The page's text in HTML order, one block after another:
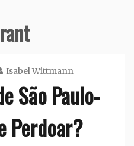
Isabel Wittmann
São Paulo-
Perdoar?